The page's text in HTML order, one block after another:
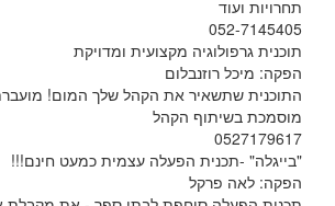
תחרויות ועוד
052-7145405
תוכנית גרפולוגיה מקצועית ומדויקת
הפקה: מיכל רוזנבלום
התוכנית שתשאיר את הקהל שלך המום! מועברת
מוסמכת בשיתוף הקהל
0527179617
"בייגלה" -תכנית הפעלה עצמית כמעט חינם!!!
הפקה: לאה פרקל